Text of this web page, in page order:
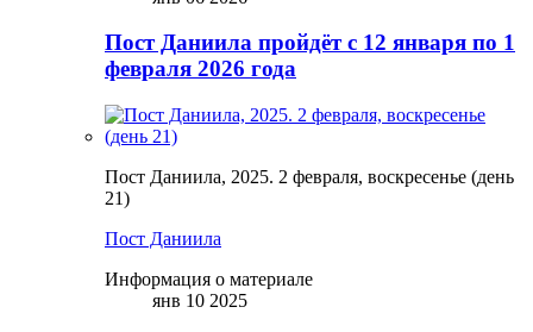
Пост Даниила пройдёт с 12 января по 1
февраля 2026 года
Пост Даниила, 2025. 2 февраля, воскресенье (день
21)
Пост Даниила
Информация о материале
янв 10 2025